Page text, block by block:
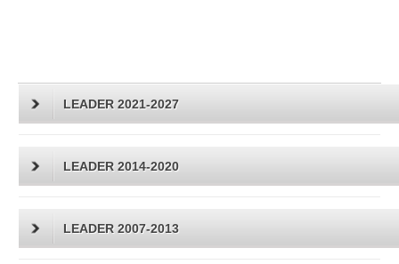
LEADER 2021-2027
LEADER 2014-2020
LEADER 2007-2013